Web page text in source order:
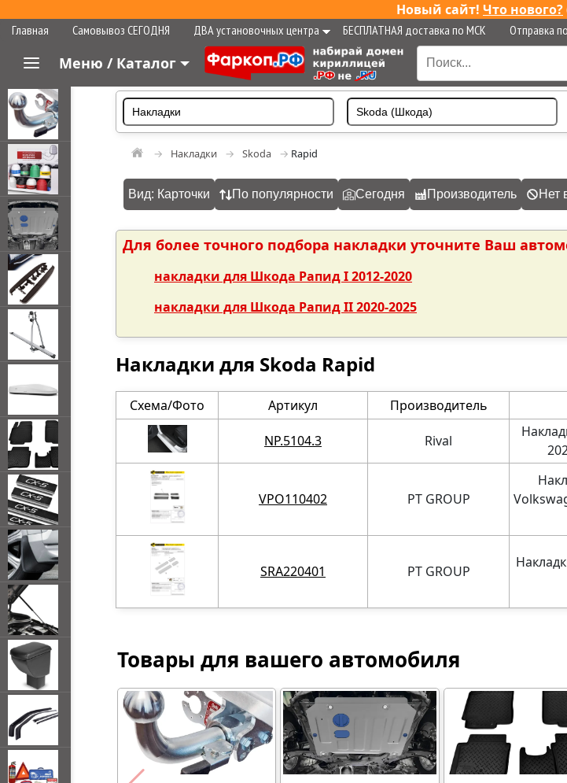
Новый сайт! Что нового?
Главная Самовывоз СЕГОДНЯ ДВА установочных центра БЕСПЛАТНАЯ доставка по МСК Отправка
Меню / Каталог
Накладки Skoda Rapid
Вид: Карточки По популярности Сегодня Производитель Нет
Для более точного подбора накладки уточните Ваш
накладки для Шкода Рапид I 2012-2020
накладки для Шкода Рапид II 2020-2025
Накладки для Skoda Rapid
Схема/Фото Артикул Производитель
NP.5104.3 Rival
VPO110402 PT GROUP
SRA220401 PT GROUP
Товары для вашего автомобиля